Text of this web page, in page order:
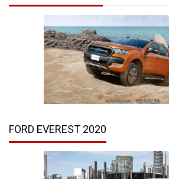
FORD EVEREST 2020